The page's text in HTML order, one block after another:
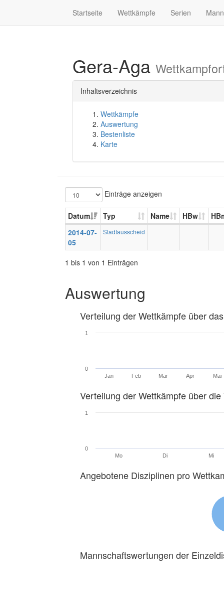
Startseite Wettkämpfe Serien
Gera-Aga
Inhaltsverzeichnis
Wettkämpfe
Auswertung
Bestenliste
Karte
Einträge anzeigen
Datum Typ Name HBw
2014-07-
05
Stadtausscheid
1 bis 1 von 1 Einträgen
Auswertung
Verteilung der Wettkämpfe über
Jan Feb Mär Apr Mai
0
1
Verteilung der Wettkämpfe über die
Mo Di Mi
0
1
Angebotene Disziplinen pro
Mannschaftswertungen der